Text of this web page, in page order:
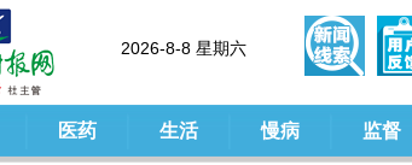
2026-8-8 星期六
医药 生活 慢病 监督